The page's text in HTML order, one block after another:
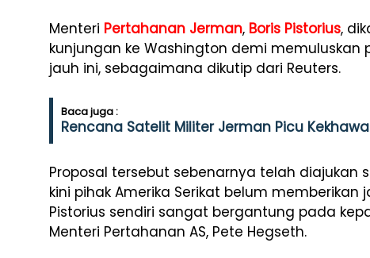
Menteri Pertahanan Jerman, Boris Pistorius,
kunjungan ke Washington demi memuluskan
jauh ini, sebagaimana dikutip dari Reuters.
Baca juga :
Rencana Satelit Militer Jerman Picu
Proposal tersebut sebenarnya telah diajukan
kini pihak Amerika Serikat belum memberikan
Pistorius sendiri sangat bergantung pada
Menteri Pertahanan AS, Pete Hegseth.